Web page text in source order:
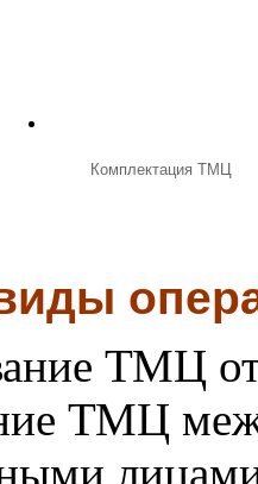
Комплектация ТМЦ
ТМЦ
ТМЦ